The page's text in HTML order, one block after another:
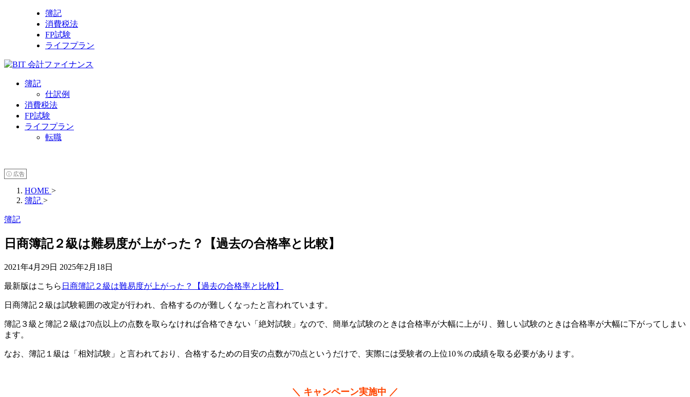
簿記
消費税法
FP試験
ライフプラン
簿記
仕訳例
消費税法
FP試験
ライフプラン
転職
ⓘ 広告
HOME >
簿記 >
簿記
日商簿記２級は難易度が上がった？【過去の合格率と比較】
2021年4月29日 2025年2月18日
最新版はこちら 日商簿記２級は難易度が上がった？【過去の合格率と比較】
日商簿記２級は試験範囲の改定が行われ、合格するのが難しくなったと言われています。
簿記３級と簿記２級は70点以上の点数を取らなければ合格できない「絶対試験」なので、簡単な試験のときは合格率が大幅に上がり、難しい試験のときは合格率が大幅に下がってしまい
ます。
なお、簿記１級は「相対試験」と言われており、合格するための目安の点数が70点というだけで、実際には受験者の上位10％の成績を取る必要があります。
＼ キャンペーン実施中 ／